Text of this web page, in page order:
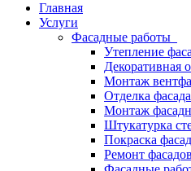
Главная
Услуги
Фасадные работы
Утепление
Декоративная
Монтаж
Отделка
Монтаж
Штукатурка
Покраска
Ремонт фасадов